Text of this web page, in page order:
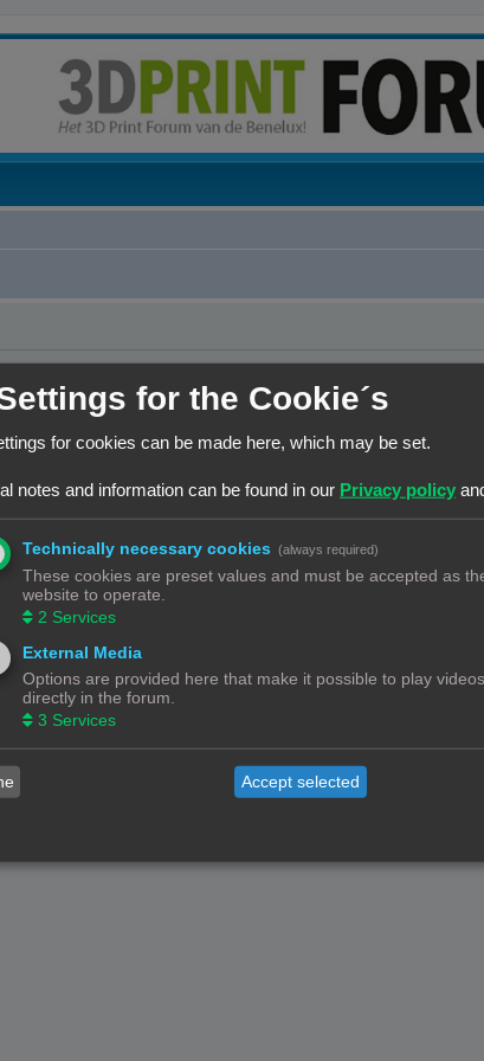
wil verwijderen?
© Copyright ! - 3dprintforum.eu
Powered byphpBB ® Forum Software © phpBB Limited
Nederlandse vertaling door
.
for the Cookie´s
for cookies can be made here, which may be set.
notes and information can be found in our Privacy policy
Technically necessary cookies (always required)
These cookies are preset values and must be accepted as
website to operate.
2 Services
External Media
Options are provided here that make it possible to play
directly in the forum.
3 Services
Accept selected